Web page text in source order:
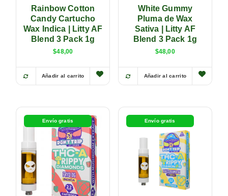
Rainbow Cotton
Candy Cartucho
Wax Indica | Litty AF
Blend 3 Pack 1g
$48,00
Añadir al carrito
White Gummy
Pluma de Wax
Sativa | Litty AF
Blend 3 Pack 1g
$48,00
Añadir al carrito
Envío gratis Envío gratis